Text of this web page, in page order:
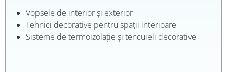
Vopsele de interior şi exterior
Tehnici decorative pentru spaţii interioare
Sisteme de termoizolaţie şi tencuieli decorative